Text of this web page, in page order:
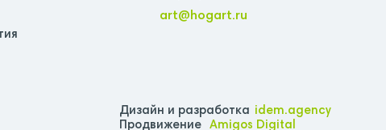
art@hogart.ru
Дизайн и разработка idem.agency
Продвижение
Amigos Digital